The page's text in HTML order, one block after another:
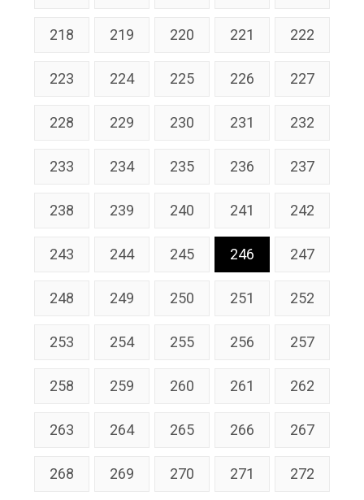
218 219 220 221 222
223 224 225 226 227
228 229 230 231 232
233 234 235 236 237
238 239 240 241 242
243 244 245 246 247
248 249 250 251 252
253 254 255 256 257
258 259 260 261 262
263 264 265 266 267
268 269 270 271 272